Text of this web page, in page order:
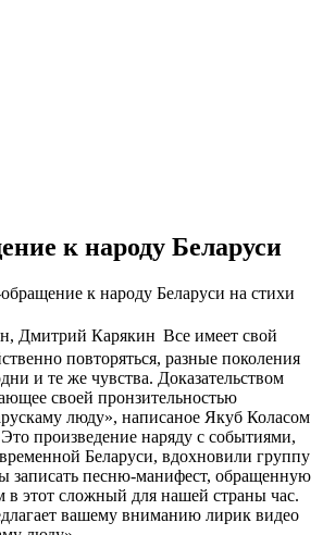
к народу Беларуси
к народу Беларуси на стихи
Все имеет свой
повторяться, разные поколения
и те же чувства. Доказательством
своей пронзительностью
люду», написаное Якуб Коласом
произведение наряду с событиями,
Беларуси, вдохновили группу
записать песню-манифест, обращенную
в этот сложный для нашей страны час.
вашему вниманию лирик видео